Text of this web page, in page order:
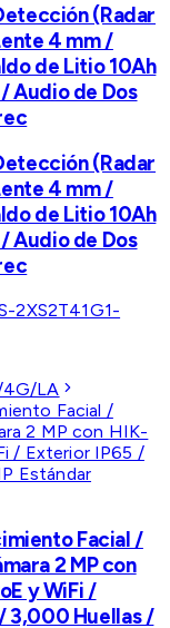
(Radar
4 mm /
de Litio 10Ah
Audio de Dos
(Radar
4 mm /
de Litio 10Ah
Audio de Dos
2XS2T41G1-
4G/LA
Facial /
2 MP con
y WiFi /
3,000 Huellas /